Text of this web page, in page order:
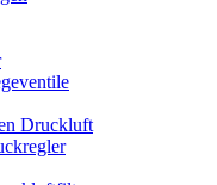
Druckluft